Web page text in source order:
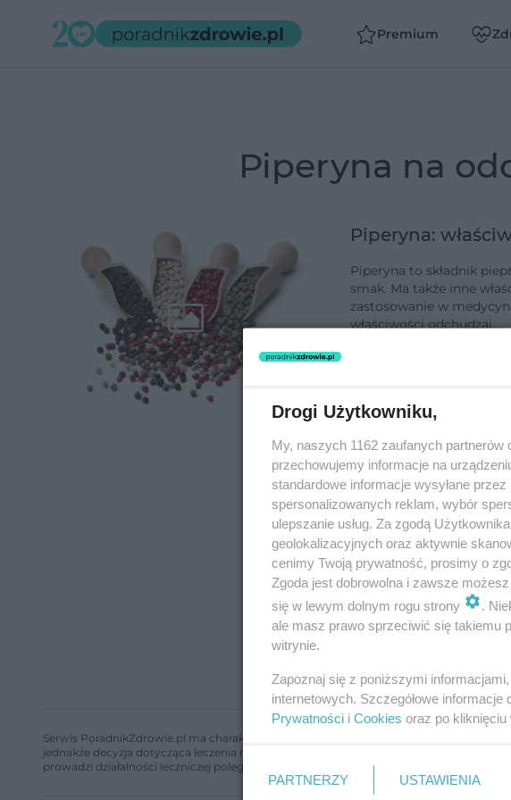
Premium
piperyna na
Piperyna:
Piperyna to składnik
smak. Ma także inne
zastosowanie w
właściwości odchudzaj…
Serwis PoradnikZdrowie.pl ma charakter edukacyjny, nie stanowi i nie zastępuje
jednakże decyzja dotycząca leczenia należy do lekarza. Redakcja i wydawca serwisu
prowadzi działalności leczniczej polegającej na udzielaniu świadczeń zdrowotnych w
Drogi Użytkowniku,
My, naszych 1162 zaufanych
przechowujemy informacje na
standardowe informacje wysyłane
spersonalizowanych reklam, wybór
ulepszanie usług. Za zgodą
geolokalizacyjnych oraz aktywnie
cenimy Twoją prywatność, prosimy o
Zgoda jest dobrowolna i zawsze
się w lewym dolnym rogu strony
.
ale masz prawo sprzeciwić się takiemu
witrynie.
Zapoznaj się z poniższymi
internetowych. Szczegółowe
Prywatności i Cookies oraz po kliknięciu
PARTNERZY USTAWIENIA